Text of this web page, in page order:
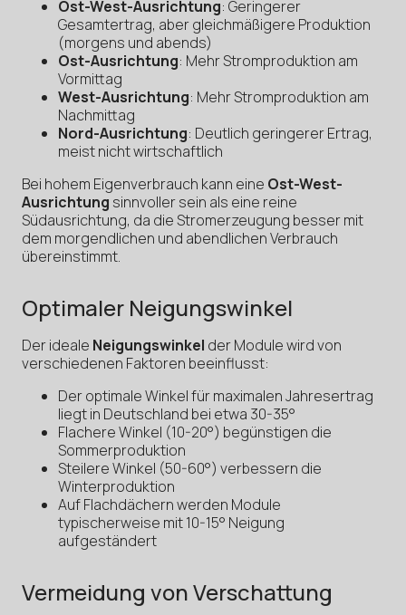
Ost-West-Ausrichtung: Geringerer
Gesamtertrag, aber gleichmäßigere Produktion
(morgens und abends)
Ost-Ausrichtung: Mehr Stromproduktion am
Vormittag
West-Ausrichtung: Mehr Stromproduktion am
Nachmittag
Nord-Ausrichtung: Deutlich geringerer Ertrag,
meist nicht wirtschaftlich
Bei hohem Eigenverbrauch kann eine Ost-West-
Ausrichtung sinnvoller sein als eine reine
Südausrichtung, da die Stromerzeugung besser mit
dem morgendlichen und abendlichen Verbrauch
übereinstimmt.
Optimaler Neigungswinkel
Der ideale Neigungswinkel der Module wird von
verschiedenen Faktoren beeinflusst:
Der optimale Winkel für maximalen Jahresertrag
liegt in Deutschland bei etwa 30-35°
Flachere Winkel (10-20°) begünstigen die
Sommerproduktion
Steilere Winkel (50-60°) verbessern die
Winterproduktion
Auf Flachdächern werden Module
typischerweise mit 10-15° Neigung
aufgeständert
Vermeidung von Verschattung